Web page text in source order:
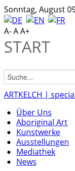
Sonntag, August
A-AA+
START
ARTKELCH |
Über Uns
Aboriginal Art
Kunstwerke
Ausstellungen
Mediathek
News